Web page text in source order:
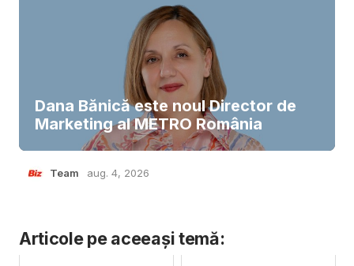
Dana Bănică este noul Director de
Marketing al METRO România
Team aug. 4, 2026
Articole pe aceeași temă: